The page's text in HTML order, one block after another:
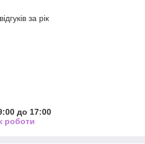
за рік
до 17:00
роботи